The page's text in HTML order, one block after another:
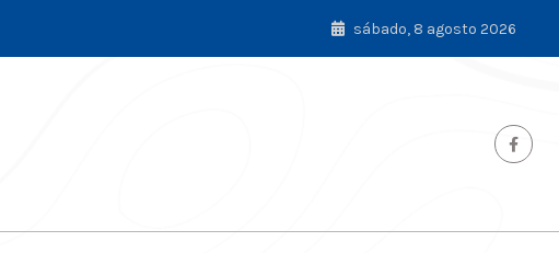
sábado, 8 agosto 2026